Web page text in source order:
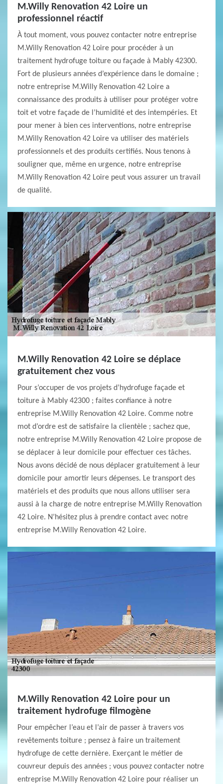
M.Willy Renovation 42 Loire un
professionnel réactif
À tout moment, vous pouvez contacter notre entreprise
M.Willy Renovation 42 Loire pour procéder à un
traitement hydrofuge toiture ou façade à Mably 42300.
Fort de plusieurs années d’expérience dans le domaine ;
notre entreprise M.Willy Renovation 42 Loire a
connaissance des produits à utiliser pour protéger votre
toit et votre façade de l’humidité et des intempéries. Et
pour mener à bien ces interventions, notre entreprise
M.Willy Renovation 42 Loire va utiliser des matériels
professionnels et des produits certifiés. Nous tenons à
souligner que, même en urgence, notre entreprise
M.Willy Renovation 42 Loire peut vous assurer un travail
de qualité.
M.Willy Renovation 42 Loire se déplace
gratuitement chez vous
Pour s’occuper de vos projets d’hydrofuge façade et
toiture à Mably 42300 ; faites confiance à notre
entreprise M.Willy Renovation 42 Loire. Comme notre
mot d’ordre est de satisfaire la clientèle ; sachez que,
notre entreprise M.Willy Renovation 42 Loire propose de
se déplacer à leur domicile pour effectuer ces tâches.
Nous avons décidé de nous déplacer gratuitement à leur
domicile pour amortir leurs dépenses. Le transport des
matériels et des produits que nous allons utiliser sera
aussi à la charge de notre entreprise M.Willy Renovation
42 Loire. N’hésitez plus à prendre contact avec notre
entreprise M.Willy Renovation 42 Loire.
M.Willy Renovation 42 Loire pour un
traitement hydrofuge filmogène
Pour empêcher l’eau et l’air de passer à travers vos
revêtements toiture ; pensez à faire un traitement
hydrofuge de cette dernière. Exerçant le métier de
couvreur depuis des années ; vous pouvez contacter notre
entreprise M.Willy Renovation 42 Loire pour réaliser un